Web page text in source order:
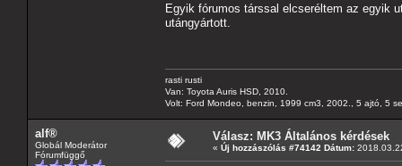
Egyik fórumos társsal elcseréltem az egyik
utángyártott.
rasti rusti
Van: Toyota Auris HSD, 2010.
Volt: Ford Mondeo, benzin, 1999 cm3, 2002., 5 ajtó, 5
alf®
Globál Moderátor
Fórumfüggő
Válasz: MK3 Általános kérdések
« Új hozzászólás #74142 Dátum: